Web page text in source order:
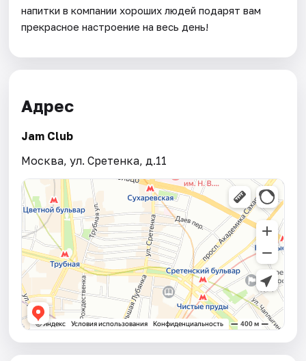
напитки в компании хороших людей подарят вам
прекрасное настроение на весь день!
Адрес
Jam Club
Москва, ул. Сретенка, д.11